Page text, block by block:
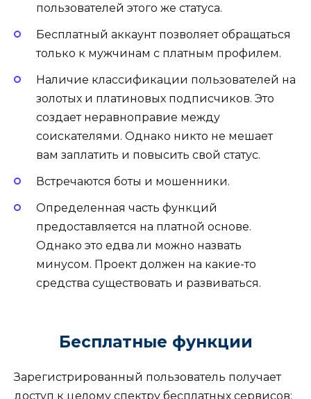
пользователей этого же статуса.
Бесплатный аккаунт позволяет обращаться
только к мужчинам с платным профилем.
Наличие классификации пользователей на
золотых и платиновых подписчиков. Это
создает неравноправие между
соискателями. Однако никто не мешает
вам заплатить и повысить свой статус.
Встречаются боты и мошенники.
Определенная часть функций
предоставляется на платной основе.
Однако это едва ли можно назвать
минусом. Проект должен на какие-то
средства существовать и развиваться.
Бесплатные функции
Зарегистрированный пользователь получает
доступ к целому спектру бесплатных сервисов: